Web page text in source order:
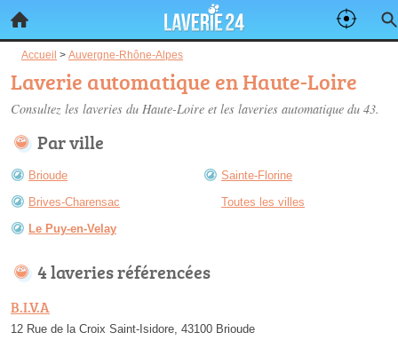
Accueil > Auvergne-Rhône-Alpes
Laverie automatique en Haute-Loire
Consultez les laveries du Haute-Loire et les laveries automatique du 43.
Par ville
Brioude
Brives-Charensac
Le Puy-en-Velay
Sainte-Florine
Toutes les villes
4 laveries référencées
B.I.V.A
12 Rue de la Croix Saint-Isidore, 43100 Brioude